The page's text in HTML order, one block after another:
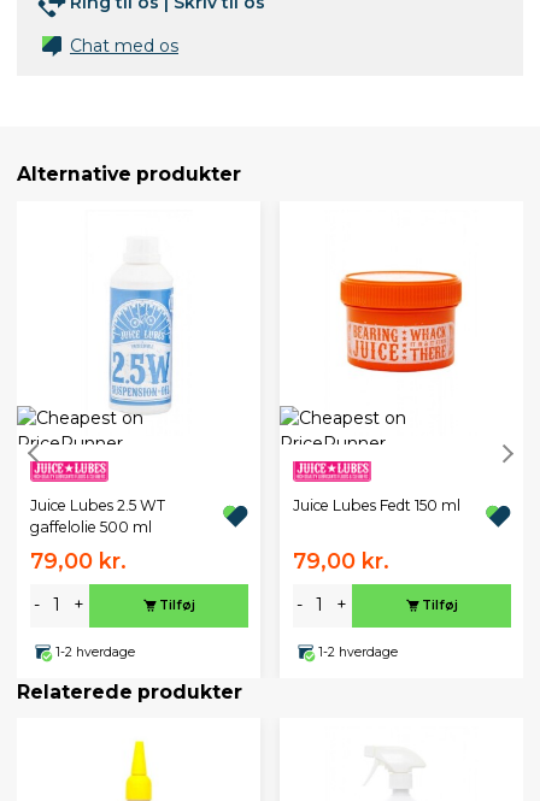
Chat med os
Alternative produkter
Juice Lubes 2.5 WT
gaffelolie 500 ml
79,00 kr.
- + Tilføj
1-2 hverdage
Juice Lubes Fedt 150 ml
79,00 kr.
- + Tilføj
1-2 hverdage
Relaterede produkter